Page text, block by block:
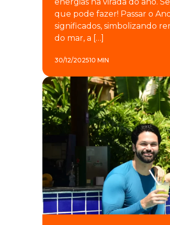
que pode fazer! Passar o
significados, simbolizando
do mar, a […]
30/12/202510 MIN